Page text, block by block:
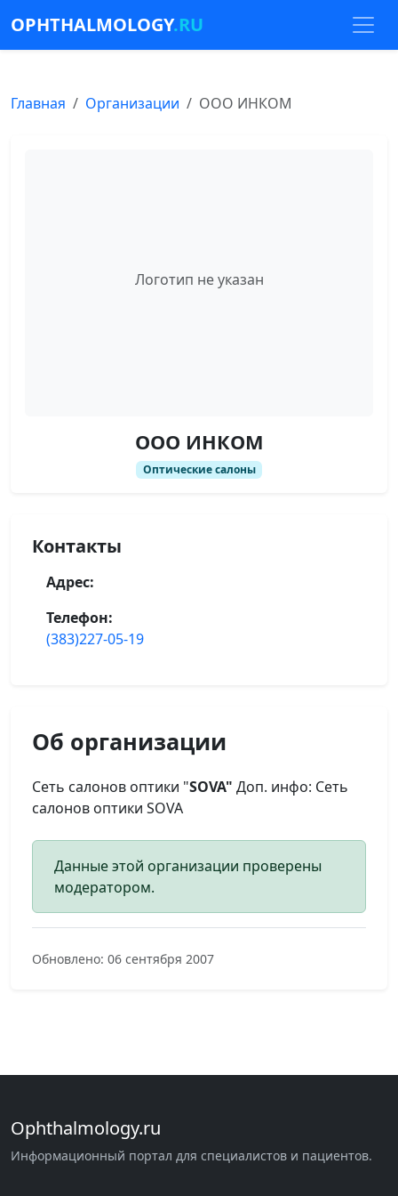
OPHTHALMOLOGY.RU
Главная Организации ООО ИНКОМ
Логотип не указан
ООО ИНКОМ
Оптические салоны
Контакты
Адрес:
Телефон:
(383)227-05-19
Об организации
Сеть салонов оптики "SOVA" Доп. инфо: Сеть
салонов оптики SOVA
Данные этой организации проверены
модератором.
Обновлено: 06 сентября 2007
Ophthalmology.ru
Информационный портал для специалистов и пациентов.